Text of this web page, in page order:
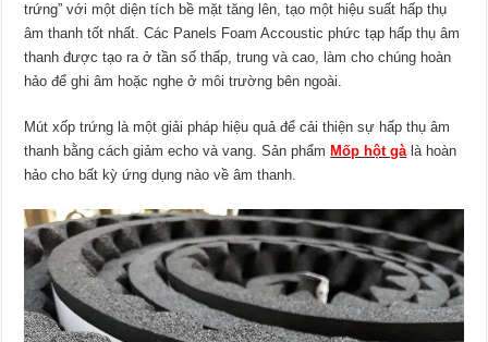
trứng” với một diện tích bề mặt tăng lên, tạo một hiệu suất hấp thụ
âm thanh tốt nhất. Các Panels Foam Accoustic phức tạp hấp thụ âm
thanh được tạo ra ở tần số thấp, trung và cao, làm cho chúng hoàn
hảo để ghi âm hoặc nghe ở môi trường bên ngoài.
Mút xốp trứng là một giải pháp hiệu quả để cải thiện sự hấp thụ âm
thanh bằng cách giảm echo và vang. Sản phẩm Mốp hột gàlà hoàn
hảo cho bất kỳ ứng dụng nào về âm thanh.